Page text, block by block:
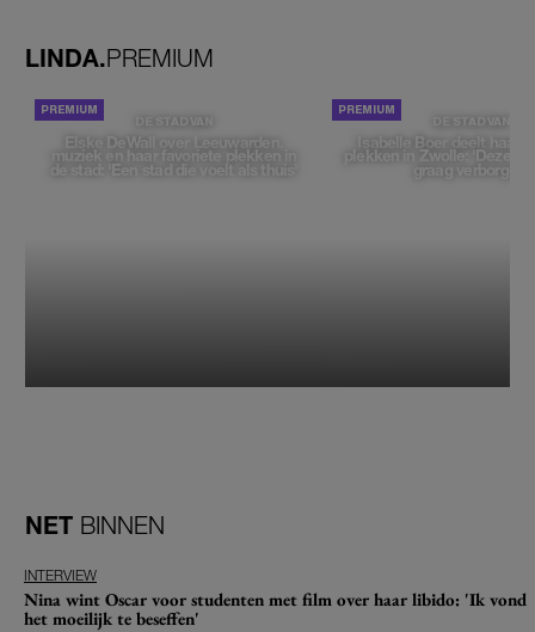
LINDA.PREMIUM
DE STAD VAN
Elske DeWall over Leeuwarden,
muziek en haar favoriete plekken in
de stad: 'Een stad die voelt als thuis'
DE STAD VAN
Isabelle Boer deelt haar
plekken in Zwolle: 'Deze
graag verborgen'
NET BINNEN
INTERVIEW
Nina wint Oscar voor studenten met film over haar libido: 'Ik vond
het moeilijk te beseffen'